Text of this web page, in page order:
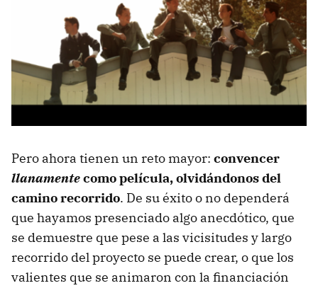
Pero ahora tienen un reto mayor: convencer
llanamentecomo película, olvidándonos del
camino recorrido. De su éxito o no dependerá
que hayamos presenciado algo anecdótico, que
se demuestre que pese a las vicisitudes y largo
recorrido del proyecto se puede crear, o que los
valientes que se animaron con la financiación